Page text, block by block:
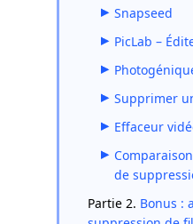
Snapseed
PicLab –
Supprimer
Effaceur
de
Partie 2. Bonus :